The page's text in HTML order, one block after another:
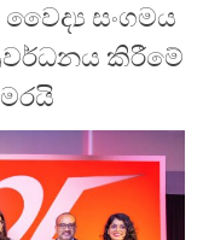
වෛද්‍ය සංගමය
කිරීමේ